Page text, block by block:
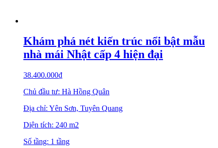
Khám phá nét kiến trúc nổi bật mẫu
nhà mái Nhật cấp 4 hiện đại
38.400.000₫
Chủ đầu tư: Hà Hồng Quân
Địa chỉ: Yên Sơn, Tuyên Quang
Diện tích: 240 m2
Số tầng: 1 tầng